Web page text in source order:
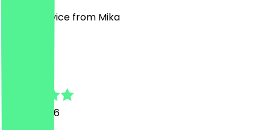
Great service from Mika
21 July 2026